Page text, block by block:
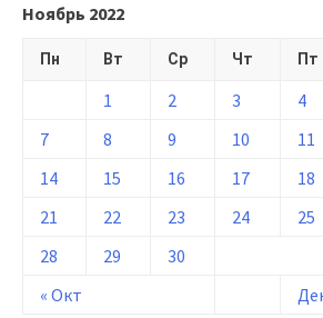
Ноябрь 2022
Пн Вт Ср Чт Пт
« Окт
1 2 3 4
7
8 9 10 11
14
15 16 17 18
21
22 23 24 25
28
29 30